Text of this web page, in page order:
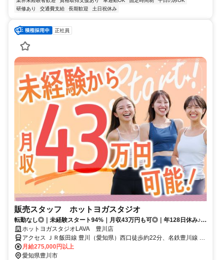
研修あり
交通費支給 長期歓迎 土日祝休み
正社員
販売スタッフ ホットヨガスタジオ
転勤なし◎｜未経験スタート94%｜月収43万円も可◎｜年128日休み♪｜
残業は月平均2時間以下
ホットヨガスタジオLAVA 豊川店
アクセス ＪＲ飯田線 豊川（愛知県）西口徒歩約22分、名鉄豊川線 豊
川稲荷徒歩約23分、ＪＲ飯田線 三河一宮徒歩約26分 豊川駅東口徒歩
24分 ※自動車通勤可（規定あり）※従業員用駐車場あり
月給275,000円以上
愛知県豊川市